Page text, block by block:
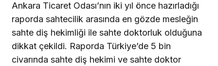
Ankara Ticaret Odası’nın iki yıl önce hazırladığı
raporda sahtecilik arasında en gözde mesleğin
sahte diş hekimliği ile sahte doktorluk olduğuna
dikkat çekildi. Raporda Türkiye’de 5 bin
civarında sahte diş hekimi ve sahte doktor